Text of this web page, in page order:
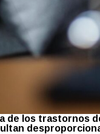
de los trastornos